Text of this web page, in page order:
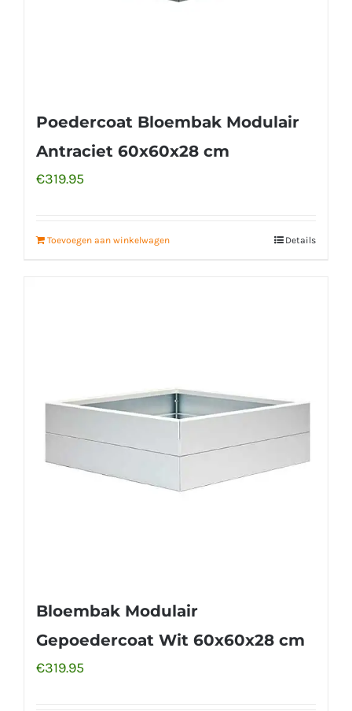
Poedercoat Bloembak Modulair
Antraciet 60x60x28 cm
€319.95
Toevoegen aan winkelwagen Details
Bloembak Modulair
Gepoedercoat Wit 60x60x28 cm
€319.95